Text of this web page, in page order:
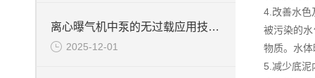
离心曝气机中泵的无过载应用技术说明
2025-12-01
4.改善水色
被污染的
物质。水
5.减少底泥